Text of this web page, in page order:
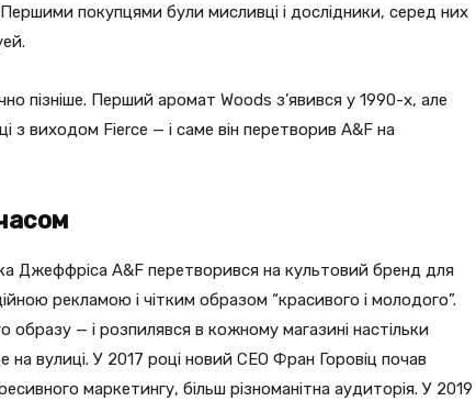
покупцями були мисливці і дослідники, серед них
пізніше. Перший аромат Woods з’явився у 1990-х, але
з виходом Fierce — і саме він перетворив A&F на
Джеффріса A&F перетворився на культовий бренд для
рекламою і чітким образом “красивого і молодого”.
образу — і розпилявся в кожному магазині настільки
вулиці. У 2017 році новий CEO Фран Горовіц почав
маркетингу, більш різноманітна аудиторія. У 2019